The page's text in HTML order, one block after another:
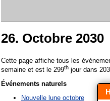
26. Octobre 2030
Cette page affiche tous les
semaine et est le 299th jour dans
Événements naturels
Nouvelle lune octobre